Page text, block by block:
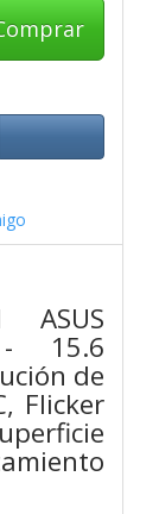
- 15.6
de
Flicker